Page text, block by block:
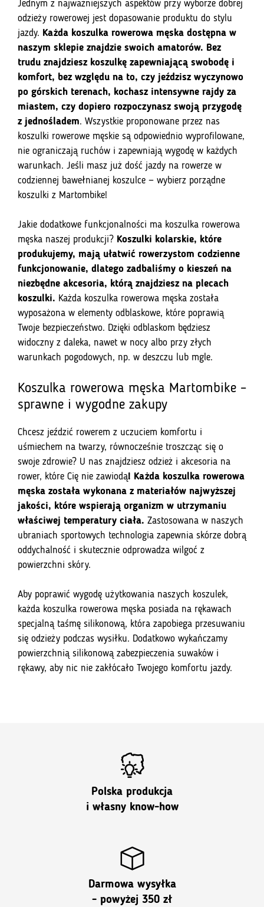
Jednym z najważniejszych aspektów przy wyborze dobrej
odzieży rowerowej jest dopasowanie produktu do stylu
jazdy. Każda koszulka rowerowa męska dostępna w
naszym sklepie znajdzie swoich amatorów. Bez
trudu znajdziesz koszulkę zapewniającą swobodę i
komfort, bez względu na to, czy jeździsz wyczynowo
po górskich terenach, kochasz intensywne rajdy za
miastem, czy dopiero rozpoczynasz swoją przygodę
z jednośladem. Wszystkie proponowane przez nas
koszulki rowerowe męskie są odpowiednio wyprofilowane,
nie ograniczają ruchów i zapewniają wygodę w każdych
warunkach. Jeśli masz już dość jazdy na rowerze w
codziennej bawełnianej koszulce — wybierz porządne
koszulki z Martombike!
Jakie dodatkowe funkcjonalności ma koszulka rowerowa
męska naszej produkcji? Koszulki kolarskie, które
produkujemy, mają ułatwić rowerzystom codzienne
funkcjonowanie, dlatego zadbaliśmy o kieszeń na
niezbędne akcesoria, którą znajdziesz na plecach
koszulki. Każda koszulka rowerowa męska została
wyposażona w elementy odblaskowe, które poprawią
Twoje bezpieczeństwo. Dzięki odblaskom będziesz
widoczny z daleka, nawet w nocy albo przy złych
warunkach pogodowych, np. w deszczu lub mgle.
Koszulka rowerowa męska Martombike –
sprawne i wygodne zakupy
Chcesz jeździć rowerem z uczuciem komfortu i
uśmiechem na twarzy, równocześnie troszcząc się o
swoje zdrowie? U nas znajdziesz odzież i akcesoria na
rower, które Cię nie zawiodą! Każda koszulka rowerowa
męska została wykonana z materiałów najwyższej
jakości, które wspierają organizm w utrzymaniu
właściwej temperatury ciała. Zastosowana w naszych
ubraniach sportowych technologia zapewnia skórze dobrą
oddychalność i skutecznie odprowadza wilgoć z
powierzchni skóry.
Aby poprawić wygodę użytkowania naszych koszulek,
każda koszulka rowerowa męska posiada na rękawach
specjalną taśmę silikonową, która zapobiega przesuwaniu
się odzieży podczas wysiłku. Dodatkowo wykańczamy
powierzchnią silikonową zabezpieczenia suwaków i
rękawy, aby nic nie zakłócało Twojego komfortu jazdy.
Polska produkcja
i własny know-how
Darmowa wysyłka
- powyżej 350 zł